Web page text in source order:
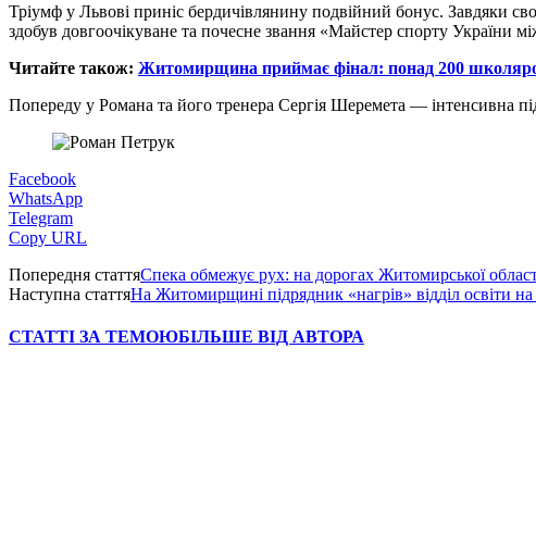
Тріумф у Львові приніс бердичівлянину подвійний бонус. Завдяки
здобув довгоочікуване та почесне звання «Майстер спорту України
Читайте також: Житомирщина приймає фінал: понад 200 школярок
Попереду у Романа та його тренера Сергія Шеремета — інтенсивна
Facebook
WhatsApp
Telegram
Copy URL
Попередня статтяСпека обмежує рух: на дорогах Житомирської
Наступна статтяНа Житомирщині підрядник «нагрів» відділ освіти
СТАТТІ ЗА ТЕМОЮБІЛЬШЕ ВІД АВТОРА